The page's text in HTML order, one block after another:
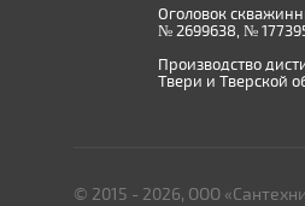
Оголовок
№ 2699638, №
Производство
Твери и Тверской
© 2015 - 2026, ООО